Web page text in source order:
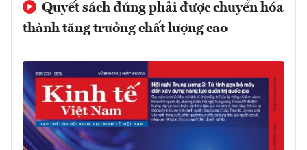
Quyết sách đúng phải được chuyển hóa
thành tăng trưởng chất lượng cao